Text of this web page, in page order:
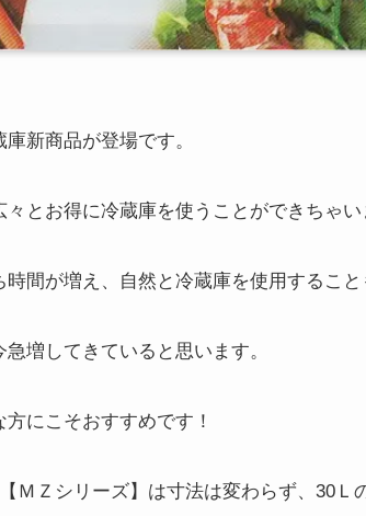
新商品が登場です。
とお得に冷蔵庫を使うことができちゃい
時間が増え、自然と冷蔵庫を使用すること
増してきていると思います。
にこそおすすめです！
ＭＺシリーズ】は寸法は変わらず、30Ｌ